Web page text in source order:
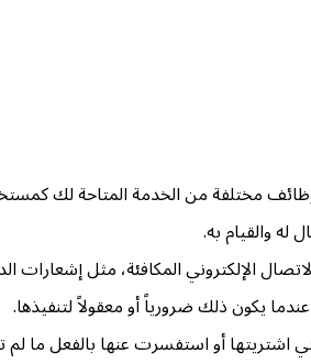
مختلفة من الخدمة المتاحة لك
له والقيام به.
الإلكتروني المكافئة، مثل
يكون ذلك ضرورياً أو معقولاً لتنفيذها.
اشتريتها أو استفسرت عنها بالفعل ما